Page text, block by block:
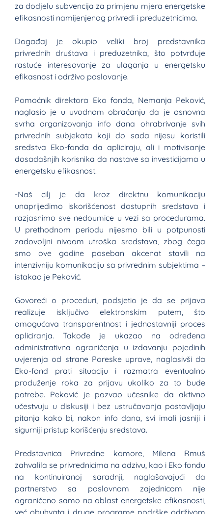
za dodjelu subvencija za primjenu mjera energetske
efikasnosti namijenjenog privredi i preduzetnicima.
Događaj je okupio veliki broj predstavnika
privrednih društava i preduzetnika, što potvrđuje
rastuće interesovanje za ulaganja u energetsku
efikasnost i održivo poslovanje.
Pomoćnik direktora Eko fonda, Nemanja Peković,
naglasio je u uvodnom obraćanju da je osnovna
svrha organizovanja info dana ohrabrivanje svih
privrednih subjekata koji do sada nijesu koristili
sredstva Eko-fonda da apliciraju, ali i motivisanje
dosadašnjih korisnika da nastave sa investicijama u
energetsku efikasnost.
-Naš cilj je da kroz direktnu komunikaciju
unaprijedimo iskorišćenost dostupnih sredstava i
razjasnimo sve nedoumice u vezi sa procedurama.
U prethodnom periodu nijesmo bili u potpunosti
zadovoljni nivoom utroška sredstava, zbog čega
smo ove godine poseban akcenat stavili na
intenzivniju komunikaciju sa privrednim subjektima –
istakao je Peković.
Govoreći o proceduri, podsjetio je da se prijava
realizuje isključivo elektronskim putem, što
omogućava transparentnost i jednostavniji proces
apliciranja. Takođe je ukazao na određena
administrativna ograničenja u izdavanju pojedinih
uvjerenja od strane Poreske uprave, naglasivši da
Eko-fond prati situaciju i razmatra eventualno
produženje roka za prijavu ukoliko za to bude
potrebe. Peković je pozvao učesnike da aktivno
učestvuju u diskusiji i bez ustručavanja postavljaju
pitanja kako bi, nakon info dana, svi imali jasniji i
sigurniji pristup korišćenju sredstava.
Predstavnica Privredne komore, Milena Rmuš
zahvalila se privrednicima na odzivu, kao i Eko fondu
na kontinuiranoj saradnji, naglašavajući da
partnerstvo sa poslovnom zajednicom nije
ograničeno samo na oblast energetske efikasnosti,